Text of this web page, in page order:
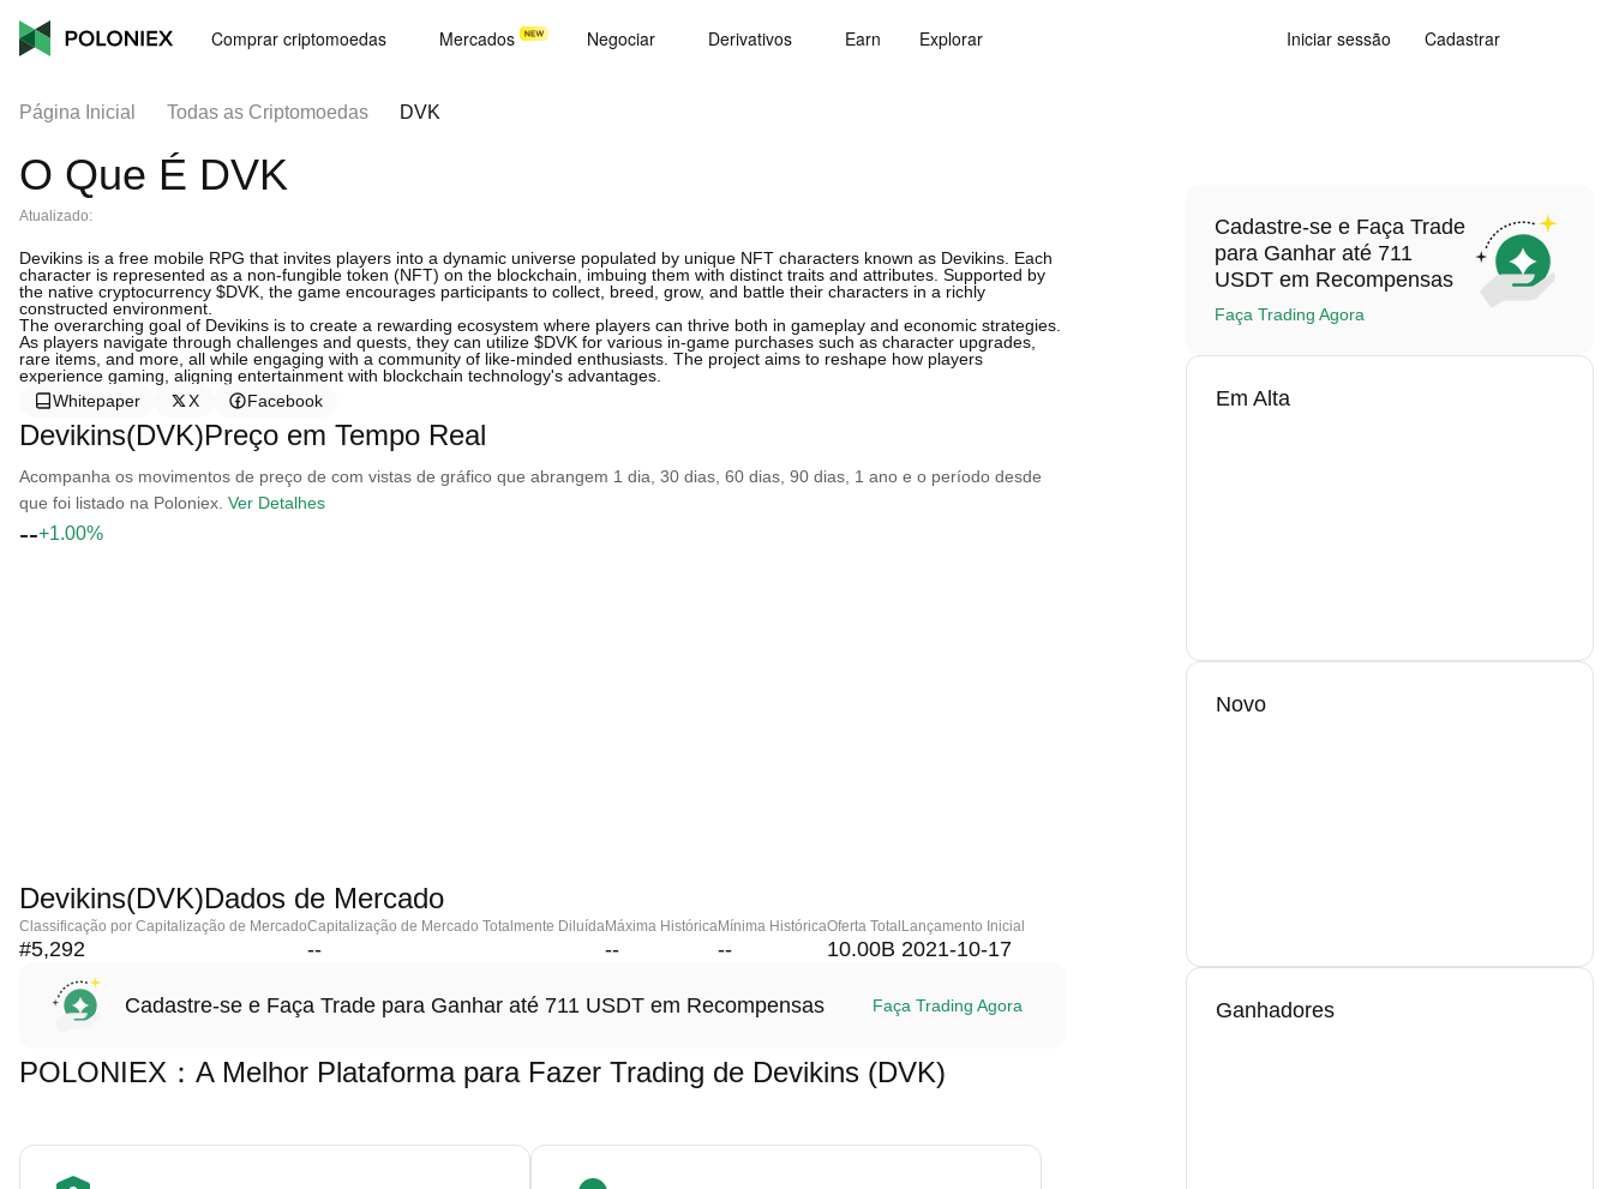
Comprar criptomoedas Mercados Negociar Derivativos Earn Explorar Iniciar sessão Cadastrar
Página Inicial Todas as Criptomoedas DVK
O Que É DVK
Atualizado:
Devikins is a free mobile RPG that invites players into a dynamic universe populated by unique NFT characters known as Devikins. Each
character is represented as a non-fungible token (NFT) on the blockchain, imbuing them with distinct traits and attributes. Supported by
the native cryptocurrency $DVK, the game encourages participants to collect, breed, grow, and battle their characters in a richly
constructed environment.
The overarching goal of Devikins is to create a rewarding ecosystem where players can thrive both in gameplay and economic strategies.
As players navigate through challenges and quests, they can utilize $DVK for various in-game purchases such as character upgrades,
rare items, and more, all while engaging with a community of like-minded enthusiasts. The project aims to reshape how players
experience gaming, aligning entertainment with blockchain technology's advantages.
Whitepaper
X Facebook
Devikins(DVK)Preço em Tempo Real
Acompanha os movimentos de preço de com vistas de gráfico que abrangem 1 dia, 30 dias, 60 dias, 90 dias, 1 ano e o período desde
que foi listado na Poloniex. Ver Detalhes
--+1.00%
Devikins(DVK)Dados de Mercado
Classificação por Capitalização de Mercado
#5,292
Capitalização de Mercado Totalmente Diluída
--
Máxima Histórica
--
Mínima Histórica
--
Oferta Total
10.00B
Lançamento Inicial
2021-10-17
Cadastre-se e Faça Trade para Ganhar até 711 USDT em Recompensas Faça Trading Agora
POLONIEX：A Melhor Plataforma para Fazer Trading de Devikins (DVK)
Cadastre-se e Faça Trade
para Ganhar até 711
USDT em Recompensas
Faça Trading Agora
Em Alta
Novo
Ganhadores